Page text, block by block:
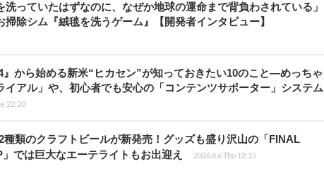
洗っていたはずなのに、なぜか地球の運命まで背負わされている」
掃除シム『絨毯を洗うゲーム』【開発者インタビュー】
』から始める新米“ヒカセン”が知っておきたい10のこと―めっちゃ
イアル」や、初心者でも安心の「コンテンツサポーター」システム
22:20
種類のクラフトビールが新発売！グッズも盛り沢山の「FINAL
では巨大なエーテライトもお出迎え
2026.8.6 Thu 12:15